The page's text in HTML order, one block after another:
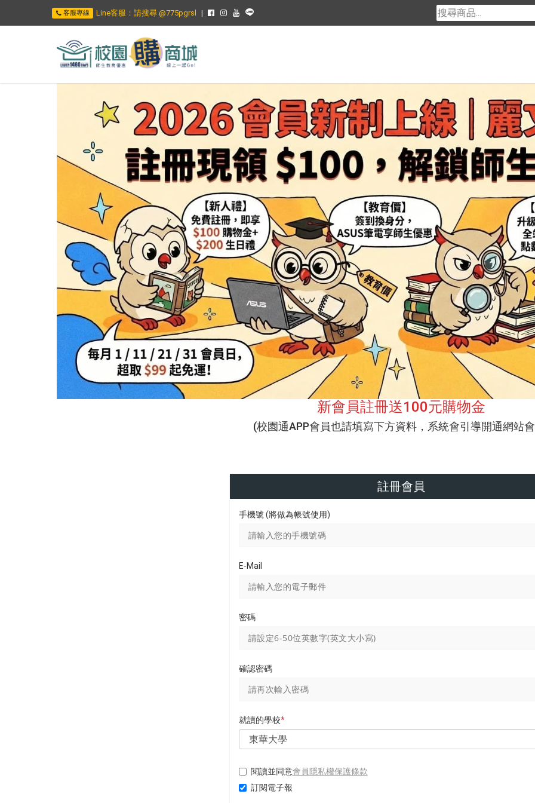
客服專線 Line客服：請搜尋 @775pgrsl
新會員註冊送100元購物金
(校園通APP會員也請填寫下方資料，系統會引導開通網站
註冊會員
手機號 (將做為帳號使用)
E-Mail
密碼
確認密碼
就讀的學校*
閱讀並同意會員隱私權保護條款
訂閱電子報